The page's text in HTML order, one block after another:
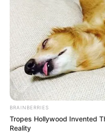
Powrót Batmana ” z 1992
roku oraz „Batman i Robin”z
zbiorcze wydanieze
Jego premierę
września. Poznaliśmy
które ujawniły, że wszystkie
dźwiękowąDolby Atmos
wszystkie z filmów zostały
negatywów w natywnym 4K.
BRAINBERRIES
Tropes Hollywood Invented
Reality